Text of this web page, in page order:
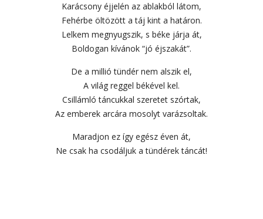
Karácsony éjjelén az ablakból látom,
Fehérbe öltözött a táj kint a határon.
Lelkem megnyugszik, s béke járja át,
Boldogan kívánok “jó éjszakát”.
De a millió tündér nem alszik el,
A világ reggel békével kel.
Csillámló táncukkal szeretet szórtak,
Az emberek arcára mosolyt varázsoltak.
Maradjon ez így egész éven át,
Ne csak ha csodáljuk a tündérek táncát!